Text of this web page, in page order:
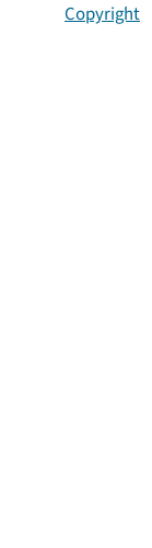
Copyright